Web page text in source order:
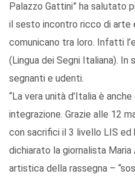
Palazzo Gattini” ha salutato
il sesto incontro ricco di arte
comunicano tra loro. Infatti
(Lingua dei Segni Italiana). In
segnanti e udenti.
“La vera unità d’Italia è
integrazione. Grazie alle 12
con sacrifici il 3 livello LIS ed
dichiarato la giornalista
artistica della rassegna –